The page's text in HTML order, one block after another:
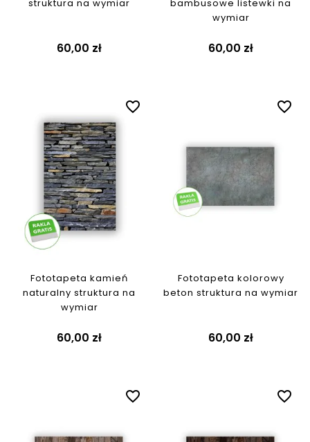
struktura na wymiar
60,00 zł
bambusowe listewki na
wymiar
60,00 zł
favorite_border
Fototapeta kamień
naturalny struktura na
wymiar
60,00 zł
favorite_border
Fototapeta kolorowy
beton struktura na wymiar
60,00 zł
favorite_border favorite_border